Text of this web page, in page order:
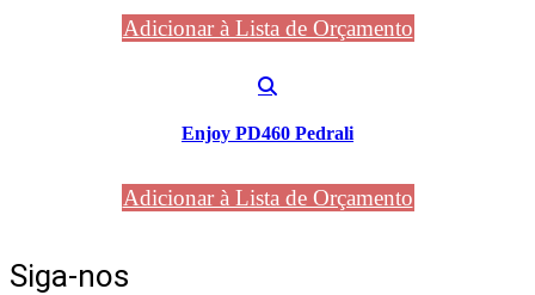
Adicionar à Lista de Orçamento
Enjoy PD460 Pedrali
Adicionar à Lista de Orçamento
Siga-nos